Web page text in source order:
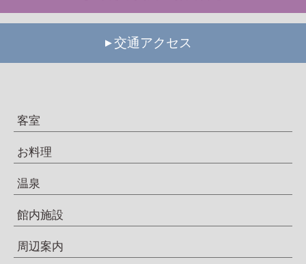
交通アクセス
客室
お料理
温泉
館内施設
周辺案内